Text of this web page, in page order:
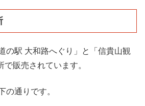
の駅 大和路へぐり」と「信貴山観
販売されています。
の通りです。